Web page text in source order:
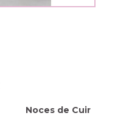
Noces de Cuir